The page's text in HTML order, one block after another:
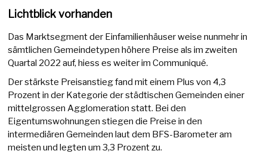
Lichtblick vorhanden
Das Marktsegment der Einfamilienhäuser weise nunmehr in
sämtlichen Gemeindetypen höhere Preise als im zweiten
Quartal 2022 auf, hiess es weiter im Communiqué.
Der stärkste Preisanstieg fand mit einem Plus von 4,3
Prozent in der Kategorie der städtischen Gemeinden einer
mittelgrossen Agglomeration statt. Bei den
Eigentumswohnungen stiegen die Preise in den
intermediären Gemeinden laut dem BFS-Barometer am
meisten und legten um 3,3 Prozent zu.